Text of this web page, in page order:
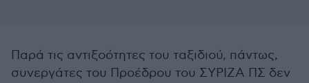
Παρά τις αντιξοότητες του ταξιδιού, πάντως,
συνεργάτες του Προέδρου του ΣΥΡΙΖΑ ΠΣ δεν